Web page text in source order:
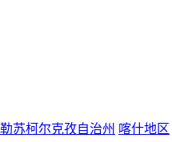
苏柯尔克孜自治州 喀什地区